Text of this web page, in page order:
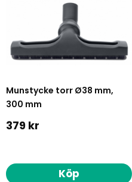
Munstycke torr Ø38 mm,
300 mm
379 kr
Köp